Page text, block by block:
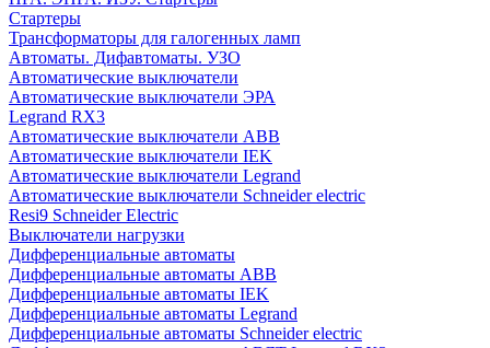
Стартеры
Трансформаторы для галогенных ламп
Автоматы. Дифавтоматы. УЗО
Автоматические выключатели
Автоматические выключатели ЭРА
Legrand RX3
Автоматические выключатели ABB
Автоматические выключатели IEK
Автоматические выключатели Legrand
Автоматические выключатели Schneider electric
Resi9 Schneider Electric
Выключатели нагрузки
Дифференциальные автоматы
Дифференциальные автоматы ABB
Дифференциальные автоматы IEK
Дифференциальные автоматы Legrand
Дифференциальные автоматы Schneider electric